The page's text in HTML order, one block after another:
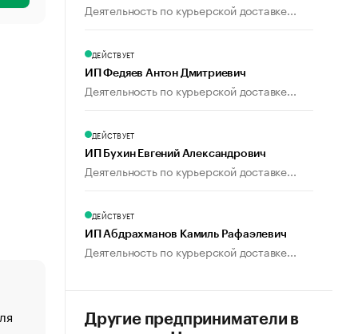
«От спорта тело стареет иначе». Как живет глава
Деятельность по курьерской доставке...
ДЕЙСТВУЕТ
ИП Федяев Антон Дмитриевич
Деятельность по курьерской доставке...
ДЕЙСТВУЕТ
ИП Бухин Евгений Александрович
Деятельность по курьерской доставке...
ДЕЙСТВУЕТ
ИП Абдрахманов Камиль Рафаэлевич
Деятельность по курьерской доставке...
Другие предприниматели в